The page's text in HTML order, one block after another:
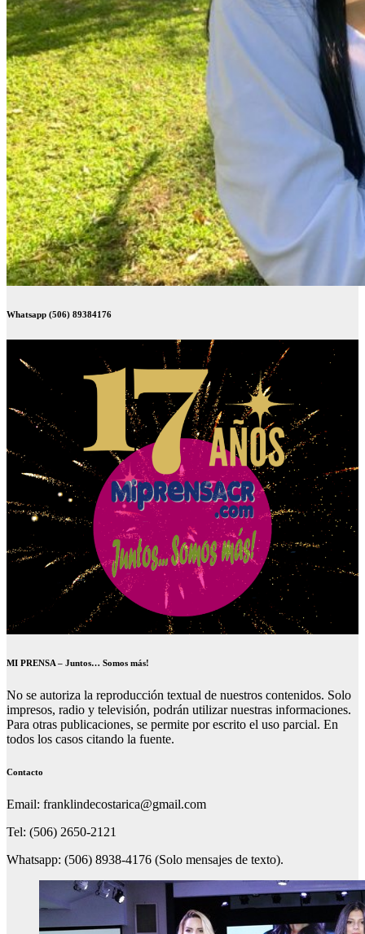
Whatsapp (506) 89384176
MI PRENSA – Juntos… Somos más!
No se autoriza la reproducción textual de nuestros contenidos. Solo
impresos, radio y televisión, podrán utilizar nuestras informaciones.
Para otras publicaciones, se permite por escrito el uso parcial. En
todos los casos citando la fuente.
Contacto
Email: franklindecostarica@gmail.com
Tel: (506) 2650-2121
Whatsapp: (506) 8938-4176 (Solo mensajes de texto).